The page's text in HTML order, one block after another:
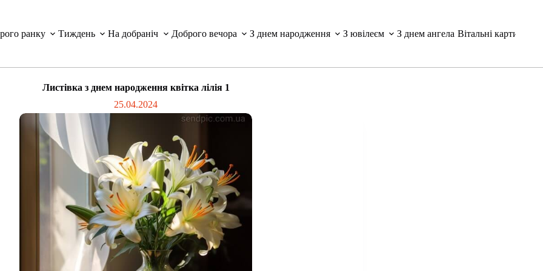
ранку Тиждень На добраніч Доброго вечора З днем народження З ювілеєм З днем ангела Вітальні картинки і
Листівка з днем народження квітка лілія 1
25.04.2024